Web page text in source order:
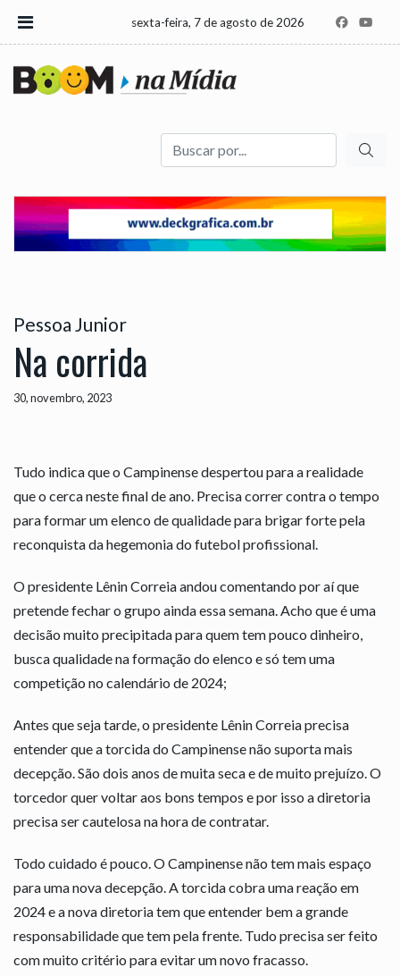
sexta-feira, 7 de agosto de 2026
Buscar
Pessoa Junior
Na corrida
30, novembro, 2023
Tudo indica que o Campinense despertou para a realidade
que o cerca neste final de ano. Precisa correr contra o tempo
para formar um elenco de qualidade para brigar forte pela
reconquista da hegemonia do futebol profissional.
O presidente Lênin Correia andou comentando por aí que
pretende fechar o grupo ainda essa semana. Acho que é uma
decisão muito precipitada para quem tem pouco dinheiro,
busca qualidade na formação do elenco e só tem uma
competição no calendário de 2024;
Antes que seja tarde, o presidente Lênin Correia precisa
entender que a torcida do Campinense não suporta mais
decepção. São dois anos de muita seca e de muito prejuízo. O
torcedor quer voltar aos bons tempos e por isso a diretoria
precisa ser cautelosa na hora de contratar.
Todo cuidado é pouco. O Campinense não tem mais espaço
para uma nova decepção. A torcida cobra uma reação em
2024 e a nova diretoria tem que entender bem a grande
responsabilidade que tem pela frente. Tudo precisa ser feito
com muito critério para evitar um novo fracasso.